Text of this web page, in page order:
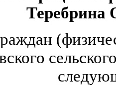
Теребрина